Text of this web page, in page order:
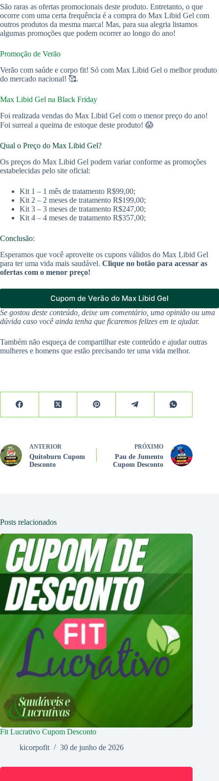
São raras as ofertas promocionais deste produto. Entretanto, o que
ocorre com uma certa frequência é a compra do Max Libid Gel com
outros produtos da mesma marca! Mas, para sua alegria listamos
algumas promoções que podem ocorrer ao longo do ano!
Promoção de Verão
Verão com saúde e corpo fit! Só com Max Libid Gel o melhor produto
do mercado nacional! 🥰.
Max Libid Gel na Black Friday
Foi realizada vendas do Max Libid Gel com o menor preço do ano!
Foi surreal a queima de estoque deste produto! 😱
Qual o Preço do Max Libid Gel?
Os preços do Max Libid Gel podem variar conforme as promoções
estabelecidas pelo site oficial:
Kit 1 – 1 mês de tratamento R$99,00;
Kit 2 – 2 meses de tratamento R$199,00;
Kit 3 – 3 meses de tratamento R$247,00;
Kit 4 – 4 meses de tratamento R$357,00;
Conclusão:
Esperamos que você aproveite os cupons válidos do Max Libid Gel
para ter uma vida mais saudável. Clique no botão para acessar as
ofertas com o menor preço!
Cupom de Verão do Max Libid Gel
Se gostou deste conteúdo, deixe um comentário, uma opinião ou uma
dúvida caso você ainda tenha que ficaremos felizes em te ajudar.
Também não esqueça de compartilhar este conteúdo e ajudar outras
mulheres e homens que estão precisando ter uma vida melhor.
ANTERIOR
Quitoburn Cupom
Desconto
PRÓXIMO
Pau de Jumento
Cupom Desconto
Posts relacionados
Fit Lucrativo Cupom Desconto
kicorpofit
30 de junho de 2026